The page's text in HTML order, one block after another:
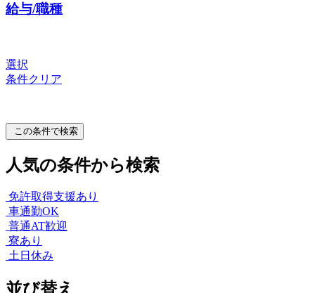
給与/職種
選択
条件クリア
この条件で検索
人気の条件から検索
免許取得支援あり
車通勤OK
普通AT歓迎
寮あり
土日休み
並び替え